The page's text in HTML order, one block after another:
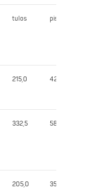
tulos pist.
215,0 422,77
332,5 584,56
205,0 352,89